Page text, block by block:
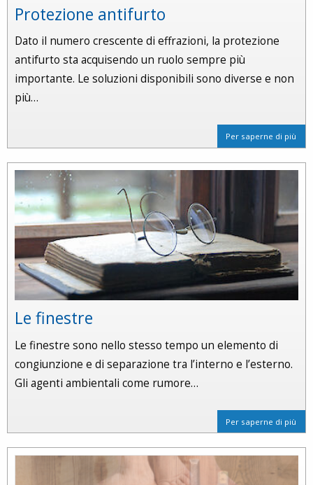
Protezione antifurto
Dato il numero crescente di effrazioni, la protezione
antifurto sta acquisendo un ruolo sempre più
importante. Le soluzioni disponibili sono diverse e non
più…
Per saperne di più
Le finestre
Le finestre sono nello stesso tempo un elemento di
congiunzione e di separazione tra l’interno e l’esterno.
Gli agenti ambientali come rumore…
Per saperne di più